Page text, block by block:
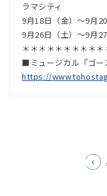
ラマシティ
9月18日（金）～9月
9月26日（土）～9月
＊＊＊＊＊＊＊＊＊
■ミュージカル『ゴー
https://